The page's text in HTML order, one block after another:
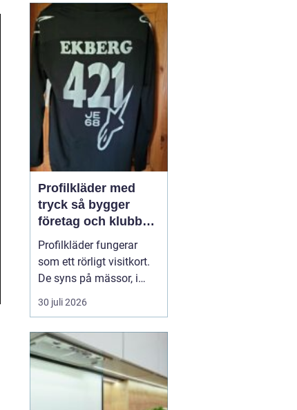
Profilkläder med
tryck så bygger
företag och klubbar
en starkare identitet
Profilkläder fungerar
som ett rörligt visitkort.
De syns på mässor, i
butiker, på byggen och
längs vägarna. När
genomtänkta, håller god
kvalitet och har ett
tydligt tryck skapar de
igenkänning, stolthet
30 juli 2026